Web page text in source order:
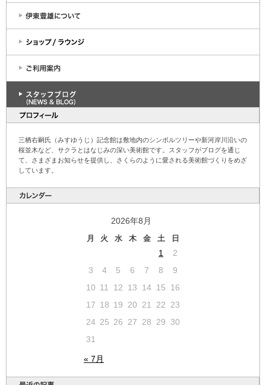
三栖右嗣氏（みすゆうじ）記念館は敷地内のシンボルツリーや新河岸川沿いの
桜並木など、サクラとはなじみの深い美術館です。スタッフがブログを通じ
て、さまざまお知らせを提供し、さくらのように愛される美術館づくりをめざ
しています。
2026年8月
月 火 水 木 金 土 日
« 7月
1
2
3
4 5 6 7 8
9
10 11 12 13 14 15
16
17 18 19 20 21 22
23
24 25 26 27 28 29
30
31